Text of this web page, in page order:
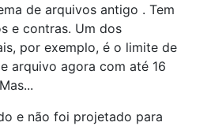
de arquivos antigo . Tem
e contras. Um dos
por exemplo, é o limite de
arquivo agora com até 16
e não foi projetado para